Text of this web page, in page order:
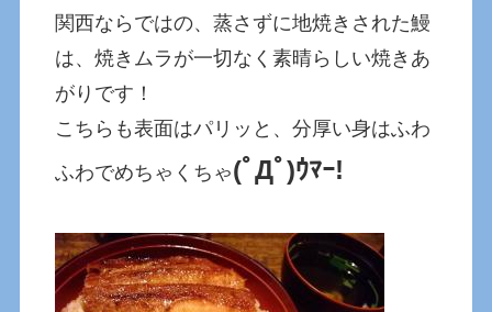
関西ならではの、蒸さずに地焼きされた鰻
は、焼きムラが一切なく素晴らしい焼きあ
がりです！
こちらも表面はパリッと、分厚い身はふわ
ふわでめちゃくちゃ(ﾟДﾟ)ｳﾏｰ!